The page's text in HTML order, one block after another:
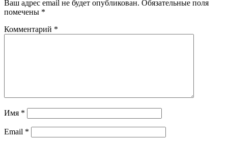
Ваш адрес email не будет опубликован. Обязательные поля
помечены *
Комментарий *
Имя *
Email *